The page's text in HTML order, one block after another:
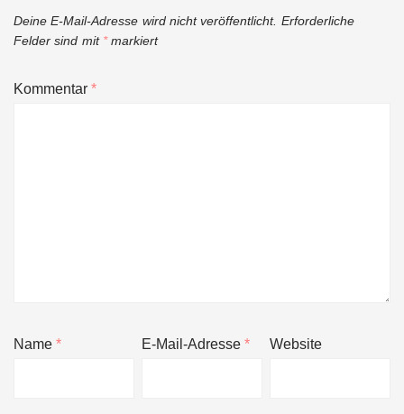
Deine E-Mail-Adresse wird nicht veröffentlicht. Erforderliche
Felder sind mit *markiert
Kommentar*
Name* E-Mail-Adresse* Website